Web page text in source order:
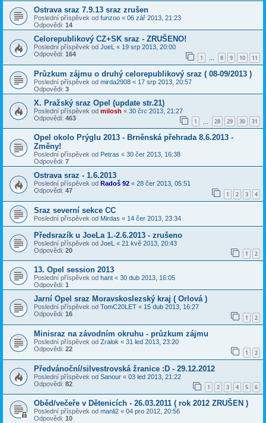
Ostrava sraz 7.9.13 sraz zrušen
Poslední příspěvek od funzoo « 06 zář 2013, 21:23
Odpovědi: 14
Celorepublikový CZ+SK sraz - ZRUŠENO!
Poslední příspěvek od JoeL « 19 srp 2013, 20:00
Odpovědi: 164 1 8 9 10 11
Průzkum zájmu o druhý celorepublikový sraz ( 08-09/2013 )
Poslední příspěvek od mirda2908 « 17 srp 2013, 20:57
Odpovědi: 3
X. Pražský sraz Opel (update str.21)
Poslední příspěvek od milosh « 30 črc 2013, 21:27
Odpovědi: 463 1 28 29 30 31
Opel okolo Prýglu 2013 - Brněnská přehrada 8.6.2013 -
Změny!
Poslední příspěvek od Petras « 30 čer 2013, 16:38
Odpovědi: 7
Ostrava sraz - 1.6.2013
Poslední příspěvek od Radoš 92 « 28 čer 2013, 05:51
Odpovědi: 47 1 2 3 4
Sraz severní sekce CC
Poslední příspěvek od Mirdas « 14 čer 2013, 23:34
Předsrazík u JoeLa 1.-2.6.2013 - zrušeno
Poslední příspěvek od JoeL « 21 kvě 2013, 20:43
Odpovědi: 20 1 2
13. Opel session 2013
Poslední příspěvek od hant « 30 dub 2013, 16:05
Odpovědi: 1
Jarní Opel sraz Moravskoslezský kraj ( Orlová )
Poslední příspěvek od TomC20LET « 15 dub 2013, 16:27
Odpovědi: 16 1 2
Minisraz na závodním okruhu - průzkum zájmu
Poslední příspěvek od Zralok « 31 led 2013, 23:20
Odpovědi: 22 1 2
Předvánoční/silvestrovská žranice :D - 29.12.2012
Poslední příspěvek od Sanour « 03 led 2013, 21:22
Odpovědi: 82 1 2 3 4 5 6
Oběd/večeře v Dětenicích - 26.03.2011 ( rok 2012 ZRUŠEN )
Poslední příspěvek od manli2 « 04 pro 2012, 20:56
Odpovědi: 10